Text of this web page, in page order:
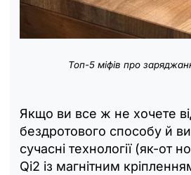
Топ-5 міфів про
Якщо ви все ж не хочете
бездротового способу й
сучасні технології (як-от
Qi2 із магнітним